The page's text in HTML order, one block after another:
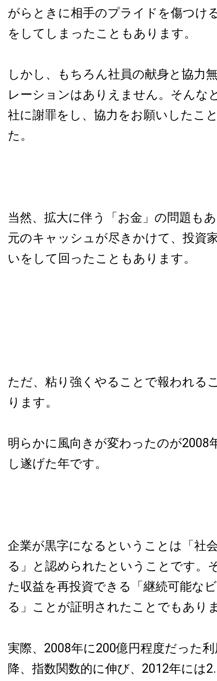
がらときに相手のプライドを傷つけ
をしてしまったこともあります。
しかし、もちろん社員の献身と協力
レーションはありえません。そんな
社に謝罪をし、協力をお願いしたこ
た。
当然、拡大に伴う「お金」の問題も
元のキャッシュが尽きかけて、投資
いをして回ったこともあります。
ただ、粘り強くやることで報われる
ります。
明らかに風向きが変わったのが2008
し遂げた年です。
企業が黒字になるということは「社
る」と認められたということです。
た収益を再投資できる「継続可能な
る」ことが証明されたことでもあり
実際、2008年に200億円程度だった
降、指数関数的に伸び、2012年には